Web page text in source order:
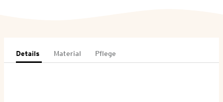
Details Material Pflege